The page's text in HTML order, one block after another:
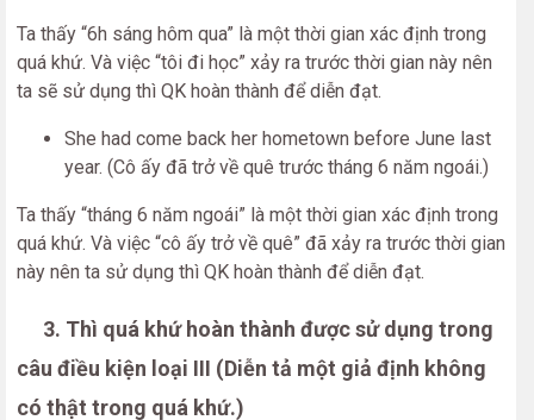
Ta thấy “6h sáng hôm qua” là một thời gian xác định trong
quá khứ. Và việc “tôi đi học” xảy ra trước thời gian này nên
ta sẽ sử dụng thì QK hoàn thành để diễn đạt.
She had come back her hometown before June last
year. (Cô ấy đã trở về quê trước tháng 6 năm ngoái.)
Ta thấy “tháng 6 năm ngoái” là một thời gian xác định trong
quá khứ. Và việc “cô ấy trở về quê” đã xảy ra trước thời gian
này nên ta sử dụng thì QK hoàn thành để diễn đạt.
3. Thì quá khứ hoàn thành được sử dụng trong
câu điều kiện loại III (Diễn tả một giả định không
có thật trong quá khứ.)